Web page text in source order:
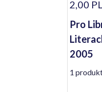
2,00
Pro
2005
1